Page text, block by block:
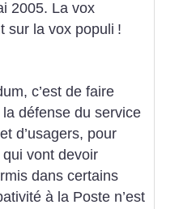
2005. La vox
sur la vox populi !
c’est de faire
la défense du service
d’usagers, pour
vont devoir
dans certains
à la Poste n’est